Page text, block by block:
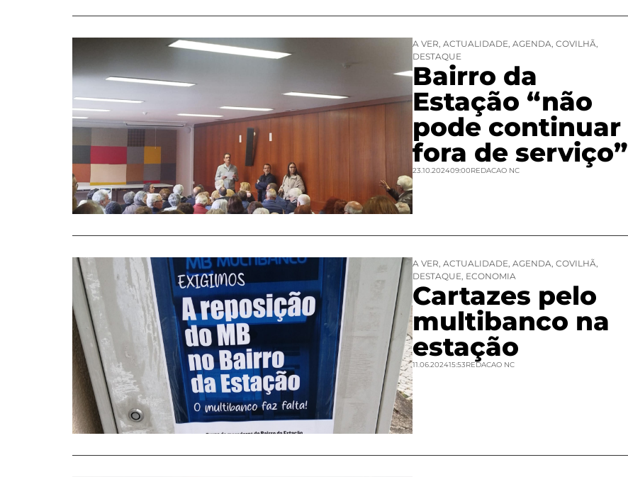
A VER, ACTUALIDADE, AGENDA, COVILHÃ,
DESTAQUE
Bairro da
Estação “não
pode continuar
fora de serviço”
23.10.202409:00REDACAO NC
A VER, ACTUALIDADE, AGENDA, COVILHÃ,
DESTAQUE, ECONOMIA
Cartazes pelo
multibanco na
estação
11.06.202415:53REDACAO NC